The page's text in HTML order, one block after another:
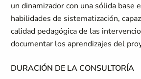
un dinamizador con una sólida base
habilidades de sistematización,
calidad pedagógica de las
documentar los aprendizajes del
DURACIÓN DE LA CONSULTORÍA